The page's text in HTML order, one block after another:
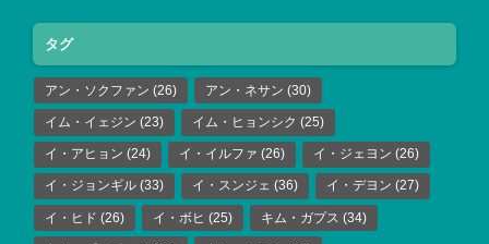
タグ
アン・ソクファン (26) アン・ネサン (30)
イム・イェジン (23) イム・ヒョンシク (25)
イ・アヒョン (24) イ・イルファ (26) イ・ジェヨン (26)
イ・ジョンギル (33) イ・スンジェ (36) イ・デヨン (27)
イ・ヒド (26) イ・ボヒ (25) キム・ガプス (34)